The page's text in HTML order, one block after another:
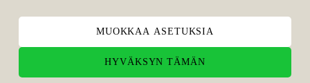
MUOKKAA ASETUKSIA
HYVÄKSYN TÄMÄN